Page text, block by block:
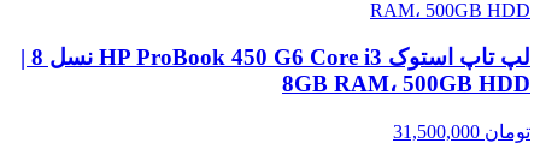
لپ تاپ استوک HP ProBook 450 G6 Core i3 نسل 8 |
8GB RAM، 500GB HDD
تومان